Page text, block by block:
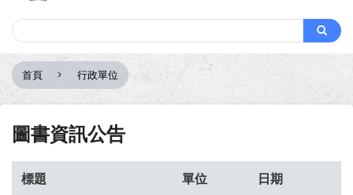
Search
Search
導
航
結
首頁 行政單位
圖書資訊公告
標題 單位
日期